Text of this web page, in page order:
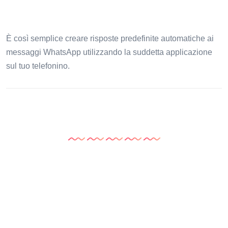
È così semplice creare risposte predefinite automatiche ai
messaggi WhatsApp utilizzando la suddetta applicazione
sul tuo telefonino.